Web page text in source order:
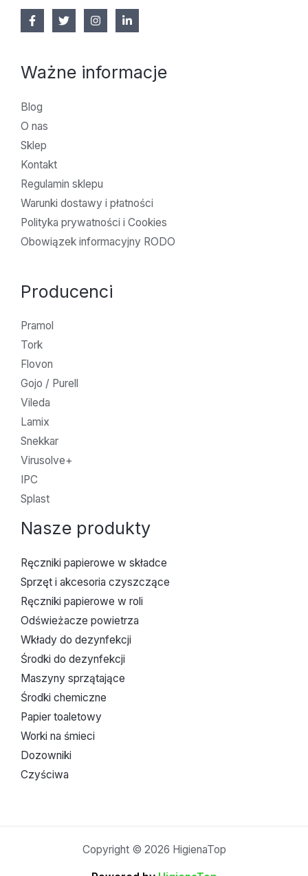
Ważne informacje
Blog
O nas
Sklep
Kontakt
Regulamin sklepu
Warunki dostawy i płatności
Polityka prywatności i Cookies
Obowiązek informacyjny RODO
Producenci
Pramol
Tork
Flovon
Gojo / Purell
Vileda
Lamix
Snekkar
Virusolve+
IPC
Splast
Nasze produkty
Ręczniki papierowe w składce
Sprzęt i akcesoria czyszczące
Ręczniki papierowe w roli
Odświeżacze powietrza
Wkłady do dezynfekcji
Środki do dezynfekcji
Maszyny sprzątające
Środki chemiczne
Papier toaletowy
Worki na śmieci
Dozowniki
Czyściwa
Copyright © 2026 HigienaTop